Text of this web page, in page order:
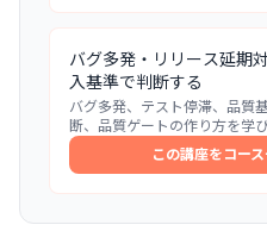
バグ多発・リリース延期
入基準で判断する
バグ多発、テスト停滞、品質
断、品質ゲートの作り方を学
この講座をコー